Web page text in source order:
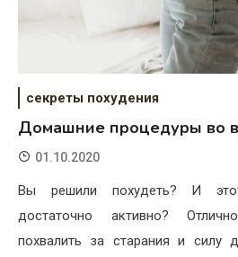
секреты похудения
Домашние процедуры во
01.10.2020
Вы решили похудеть? И
достаточно активно?
похвалить за старания и силу